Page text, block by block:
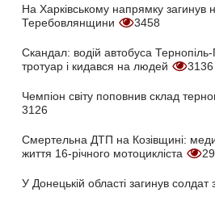
На Харківському напрямку загинув
Теребовлянщини
3458
Скандал: водій автобуса Тернопіль-
тротуар і кидався на людей
3136
Чемпіон світу поповнив склад
3126
Смертельна ДТП на Козівщині:
життя 16-річного мотоцикліста
У Донецькій області загинув